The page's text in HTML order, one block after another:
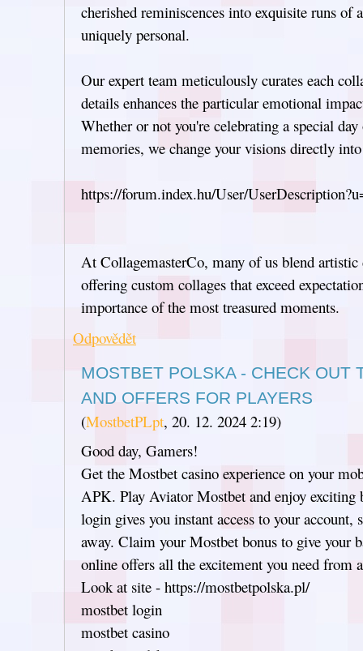
cherished reminiscences into exquisite runs of
uniquely personal.
Our expert team meticulously curates each
details enhances the particular emotional
Whether or not you're celebrating a special
memories, we change your visions directly
https://forum.index.hu/User/
At CollagemasterCo, many of us blend
offering custom collages that exceed
importance of the most treasured moments.
Odpovědět
MOSTBET POLSKA - CHECK OUT
AND OFFERS FOR PLAYERS
(MostbetPLpt, 20. 12. 2024 2:19)
Good day, Gamers!
Get the Mostbet casino experience on your
APK. Play Aviator Mostbet and enjoy exciting
login gives you instant access to your account,
away. Claim your Mostbet bonus to give your
online offers all the excitement you need from
Look at site - https://mostbetpolska.pl/
mostbet login
mostbet casino